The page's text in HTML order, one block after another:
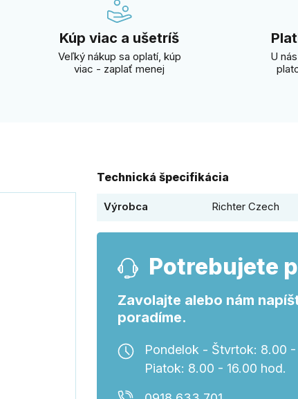
Kúp viac a ušetríš
Veľký nákup sa oplatí, kúp
viac - zaplať menej
U
Technická špecifikácia
Výrobca Richter Czech
Potrebujete
Zavolajte alebo nám
poradíme.
Pondelok - Štvrtok: 8.00 -
Piatok: 8.00 - 16.00 hod.